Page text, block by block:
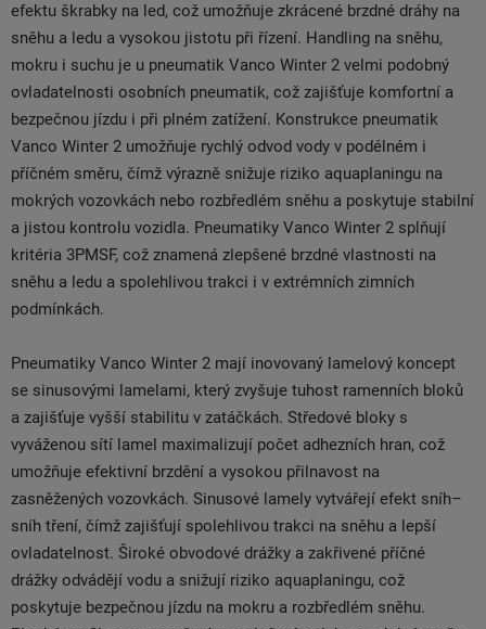
efektu škrabky na led, což umožňuje zkrácené brzdné dráhy na
sněhu a ledu a vysokou jistotu při řízení. Handling na sněhu,
mokru i suchu je u pneumatik Vanco Winter 2 velmi podobný
ovladatelnosti osobních pneumatik, což zajišťuje komfortní a
bezpečnou jízdu i při plném zatížení. Konstrukce pneumatik
Vanco Winter 2 umožňuje rychlý odvod vody v podélném i
příčném směru, čímž výrazně snižuje riziko aquaplaningu na
mokrých vozovkách nebo rozbředlém sněhu a poskytuje stabilní
a jistou kontrolu vozidla. Pneumatiky Vanco Winter 2 splňují
kritéria 3PMSF, což znamená zlepšené brzdné vlastnosti na
sněhu a ledu a spolehlivou trakci i v extrémních zimních
podmínkách.
Pneumatiky Vanco Winter 2 mají inovovaný lamelový koncept
se sinusovými lamelami, který zvyšuje tuhost ramenních bloků
a zajišťuje vyšší stabilitu v zatáčkách. Středové bloky s
vyváženou sítí lamel maximalizují počet adhezních hran, což
umožňuje efektivní brzdění a vysokou přilnavost na
zasněžených vozovkách. Sinusové lamely vytvářejí efekt sníh–
sníh tření, čímž zajišťují spolehlivou trakci na sněhu a lepší
ovladatelnost. Široké obvodové drážky a zakřivené příčné
drážky odvádějí vodu a snižují riziko aquaplaningu, což
poskytuje bezpečnou jízdu na mokru a rozbředlém sněhu.